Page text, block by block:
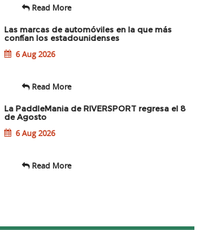
Read More
Las marcas de automóviles en la que más
confían los estadounidenses
6 Aug 2026
Read More
La PaddleMania de RIVERSPORT regresa el 8
de Agosto
6 Aug 2026
Read More